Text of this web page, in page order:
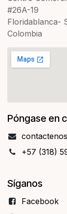
#26A-19
Floridablanca-
Colombia
Póngase en
+57 (318)
Síganos
Facebo​​ok